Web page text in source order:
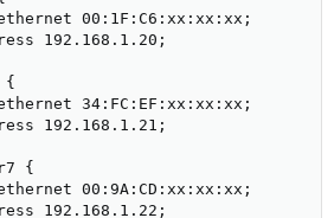
00:1F:C6:xx:xx:xx;
192.168.1.20;
{
34:FC:EF:xx:xx:xx;
192.168.1.21;
00:9A:CD:xx:xx:xx;
192.168.1.22;